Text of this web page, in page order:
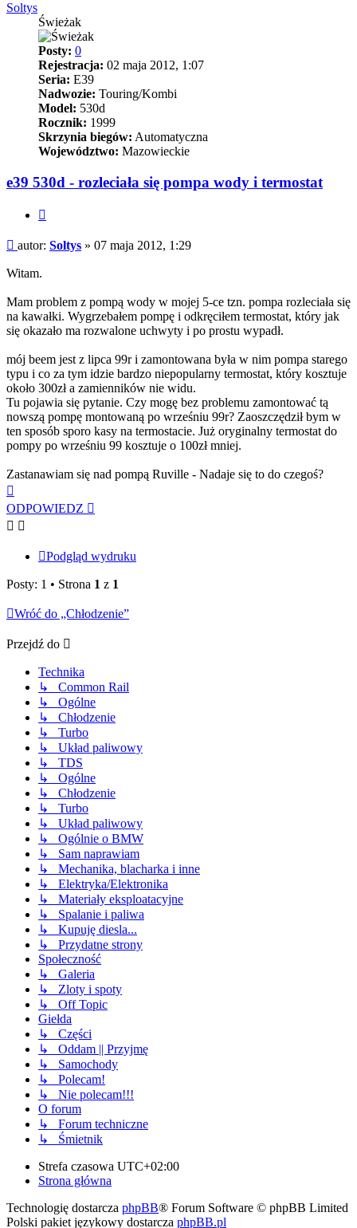
Soltys
Świeżak
Posty: 0
Rejestracja: 02 maja 2012, 1:07
Seria: E39
Nadwozie: Touring/Kombi
Model: 530d
Rocznik: 1999
Skrzynia biegów: Automatyczna
Województwo: Mazowieckie
e39 530d - rozleciała się pompa wody i termostat
Post
autor: Soltys » 07 maja 2012, 1:29
Witam.
Mam problem z pompą wody w mojej 5-ce tzn. pompa rozleciała się
na kawałki. Wygrzebałem pompę i odkręciłem termostat, który jak
się okazało ma rozwalone uchwyty i po prostu wypadł.
mój beem jest z lipca 99r i zamontowana była w nim pompa starego
typu i co za tym idzie bardzo niepopularny termostat, który kosztuje
około 300zł a zamienników nie widu.
Tu pojawia się pytanie. Czy mogę bez problemu zamontować tą
nowszą pompę montowaną po wrześniu 99r? Zaoszczędził bym w
ten sposób sporo kasy na termostacie. Już oryginalny termostat do
pompy po wrześniu 99 kosztuje o 100zł mniej.
Zastanawiam się nad pompą Ruville - Nadaje się to do czegoś?
górę
ODPOWIEDZ
Podgląd wydruku
Posty: 1 • Strona 1 z 1
Wróć do „Chłodzenie”
Przejdź do
Technika
↳ Common Rail
↳ Ogólne
↳ Chłodzenie
↳ Turbo
↳ Układ paliwowy
↳ TDS
↳ Ogólne
↳ Chłodzenie
↳ Turbo
↳ Układ paliwowy
↳ Ogólnie o BMW
↳ Sam naprawiam
↳ Mechanika, blacharka i inne
↳ Elektryka/Elektronika
↳ Materiały eksploatacyjne
↳ Spalanie i paliwa
↳ Kupuję diesla...
↳ Przydatne strony
Społeczność
↳ Galeria
↳ Zloty i spoty
↳ Off Topic
Giełda
↳ Części
↳ Oddam || Przyjmę
↳ Samochody
↳ Polecam!
↳ Nie polecam!!!
O forum
↳ Forum techniczne
↳ Śmietnik
Strefa czasowa UTC+02:00
Strona główna
Technologię dostarcza phpBB® Forum Software © phpBB Limited
Polski pakiet językowy dostarcza phpBB.pl